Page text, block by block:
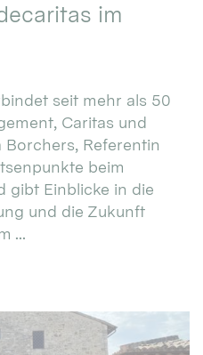
im
seit mehr als 50
Caritas und
Referentin
beim
gibt Einblicke in die
und die Zukunft
...